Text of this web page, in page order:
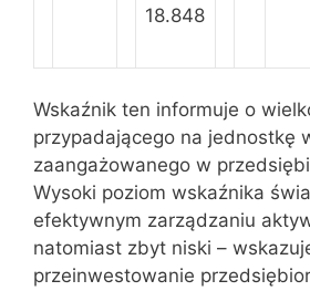
18.848
Wskaźnik ten informuje o
przypadającego na jednostkę
zaangażowanego w
Wysoki poziom wskaźnika
efektywnym zarządzaniu
natomiast zbyt niski –
przeinwestowanie